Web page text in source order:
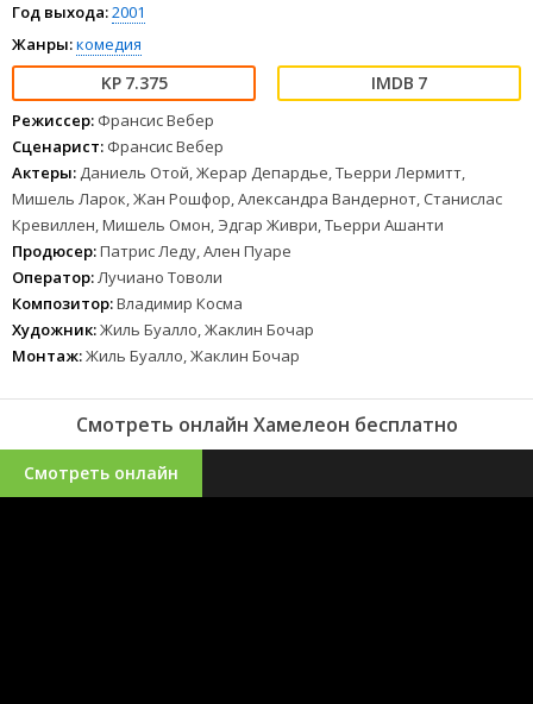
Год выхода:2001
Жанры:комедия
7.375 7
Режиссер: Франсис Вебер
Сценарист: Франсис Вебер
Актеры: Даниель Отой, Жерар Депардье, Тьерри Лермитт,
Мишель Ларок, Жан Рошфор, Александра Вандернот, Станислас
Кревиллен, Мишель Омон, Эдгар Живри, Тьерри Ашанти
Продюсер:Патрис Леду, Ален Пуаре
Оператор:Лучиано Товоли
Композитор:Владимир Косма
Художник:Жиль Буалло, Жаклин Бочар
Монтаж:Жиль Буалло, Жаклин Бочар
Смотреть онлайн Хамелеон бесплатно
Смотреть онлайн